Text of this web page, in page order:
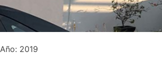
Año: 2019